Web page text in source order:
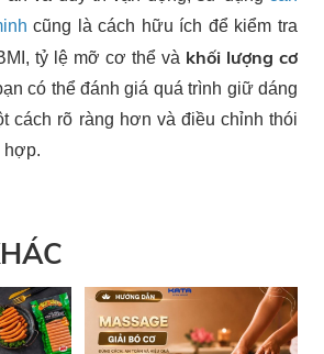
cũng là cách hữu ích để kiểm tra
tỷ lệ mỡ cơ thể và khối lượng cơ
có thể đánh giá quá trình giữ dáng
cách rõ ràng hơn và điều chỉnh thói
hợp.